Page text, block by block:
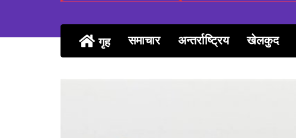
गृह समाचार अन्तर्राष्ट्रिय खेलकुद